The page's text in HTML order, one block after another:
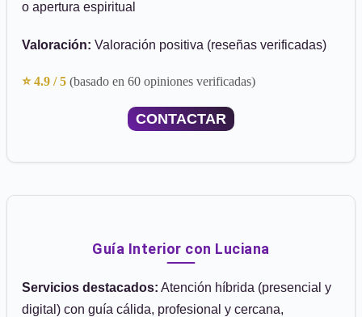
o apertura espiritual
Valoración: Valoración positiva (reseñas verificadas)
⭐ 4.9 / 5 (basado en 60 opiniones verificadas)
CONTACTAR
Guía Interior con Luciana
Servicios destacados: Atención híbrida (presencial y
digital) con guía cálida, profesional y cercana,